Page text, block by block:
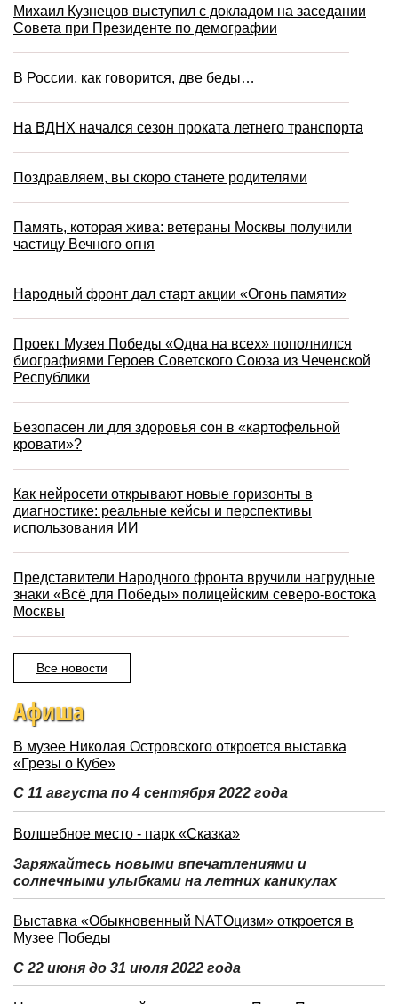
Михаил Кузнецов выступил с докладом на заседании
Совета при Президенте по демографии
В России, как говорится, две беды…
На ВДНХ начался сезон проката летнего транспорта
Поздравляем, вы скоро станете родителями
Память, которая жива: ветераны Москвы получили
частицу Вечного огня
Народный фронт дал старт акции «Огонь памяти»
Проект Музея Победы «Одна на всех» пополнился
биографиями Героев Советского Союза из Чеченской
Республики
Безопасен ли для здоровья сон в «картофельной
кровати»?
Как нейросети открывают новые горизонты в
диагностике: реальные кейсы и перспективы
использования ИИ
Представители Народного фронта вручили нагрудные
знаки «Всё для Победы» полицейским северо-востока
Москвы
Все новости
Афиша
В музее Николая Островского откроется выставка
«Грезы о Кубе»
С 11 августа по 4 сентября 2022 года
Волшебное место - парк «Сказка»
Заряжайтесь новыми впечатлениями и
солнечными улыбками на летних каникулах
Выставка «Обыкновенный NATOцизм» откроется в
Музее Победы
С 22 июня до 31 июля 2022 года